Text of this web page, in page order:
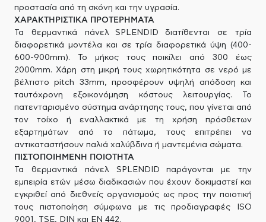
προστασία από τη σκόνη και την υγρασία.
ΧΑΡΑΚΤΗΡΙΣΤΙΚΑ ΠΡΟΤΕΡΗΜΑΤΑ
Τα θερμαντικά πάνελ SPLENDID διατίθενται σε τρία
διαφορετικά μοντέλα και σε τρία διαφορετικά ύψη (400-
600-900mm). Το μήκος τους ποικίλει από 300 έως
2000mm. Χάρη στη μικρή τους χωρητικότητα σε νερό με
βέλτιστο pitch 33mm, προσφέρουν υψηλή απόδοση και
ταυτόχρονη εξοικονόμηση κόστους λειτουργίας. Το
πατενταρισμένο σύστημα ανάρτησης τους, που γίνεται από
τον τοίχο ή εναλλακτικά με τη χρήση πρόσθετων
εξαρτημάτων από το πάτωμα, τους επιτρέπει να
αντικαταστήσουν παλιά χαλύβδινα ή μαντεμένια σώματα.
ΠΙΣΤΟΠΟΙΗΜΕΝΗ ΠΟΙΟΤΗΤΑ
Τα θερμαντικά πάνελ SPLENDID παράγονται με την
εμπειρία ετών μέσω διαδικασιών που έχουν δοκιμαστεί και
εγκριθεί από διεθνείς οργανισμούς ως προς την ποιοτική
τους πιστοποίηση σύμφωνα με τις προδιαγραφές ISO
9001, TSE, DIN και EN 442.